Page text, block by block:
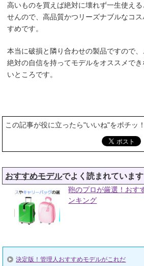
高いものを買えば絶対に壊れず一生使え
せんので、高品質かつリーズナブルなコ
すめです。
本当に破損と隣り合わせの製品ですので
絶対の自信を持ってモデルをオススメで
いところです。
この記事が役に立ったら"いいね"をポチッ！
おすすめモデルでよく読まれています
鞄のプロが厳選！おす
ンキング
決定版！管理人おすすめモデルがこれだ